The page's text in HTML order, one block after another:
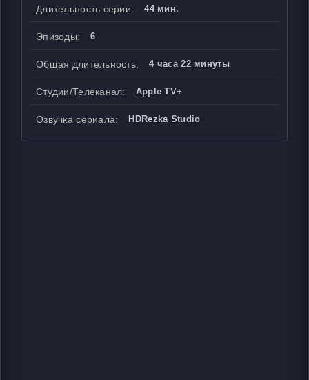
Длительность серии: 44 мин.
Эпизоды: 6
Общая длительность: 4 часа 22 минуты
Студии/Телеканал: Apple TV+
Озвучка сериала: HDRezka Studio